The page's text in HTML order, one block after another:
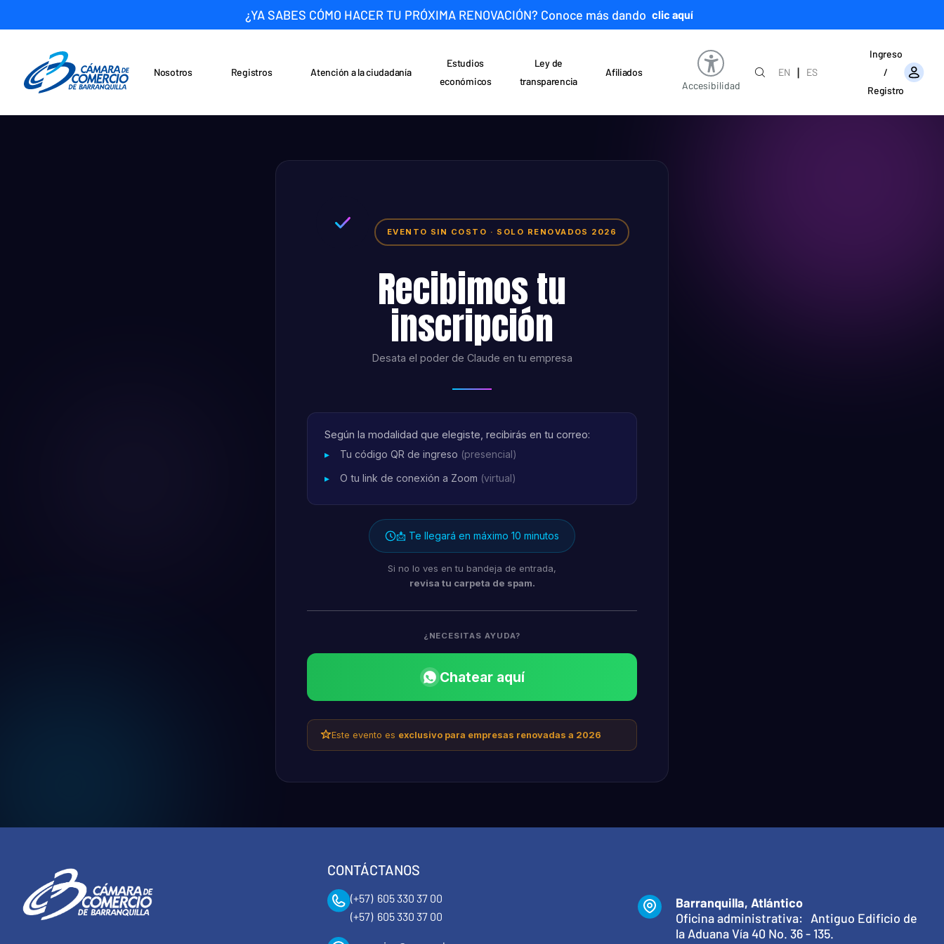
¿YA SABES CÓMO HACER TU PRÓXIMA RENOVACIÓN? Conoce más dando clic aquí
Nosotros Registros
Atención a la ciudadanía
Estudios
económicos
Ley de
transparencia
Afiliados
Accesibilidad
EN |
ES
Ingreso
/
Registro
EVENTO SIN COSTO · SOLO RENOVADOS 2026
Recibimos tu
inscripción
Desata el poder de Claude en tu empresa
Según la modalidad que elegiste, recibirás en tu correo:
Tu código QR de ingreso (presencial)
O tu link de conexión a Zoom (virtual)
📩 Te llegará en máximo 10 minutos
Si no lo ves en tu bandeja de entrada,
revisa tu carpeta de spam.
¿NECESITAS AYUDA?
Chatear aquí
Este evento es exclusivo para empresas renovadas a 2026
CONTÁCTANOS
(+57) 605 330 37 00
(+57) 605 330 37 00
Barranquilla, Atlántico
Oficina administrativa: Antiguo Edificio de
la Aduana Vía 40 No. 36 - 135.